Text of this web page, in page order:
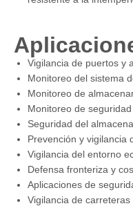
Vigilancia de puertos y
Monitoreo del sistema
Monitoreo de
Monitoreo de
Seguridad del
Prevención y vigilancia
Vigilancia del entorno
Defensa fronteriza y
Aplicaciones de
Vigilancia de carreteras